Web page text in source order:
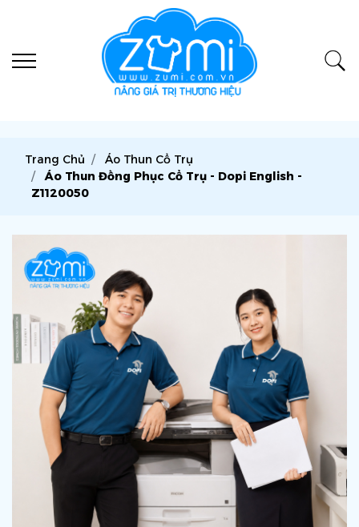
Trang Chủ
Áo Thun Cổ Trụ
Áo Thun Đồng Phục Cổ Trụ - Dopi English -
Z1120050